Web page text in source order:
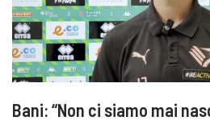
Bani: “Non ci siamo mai